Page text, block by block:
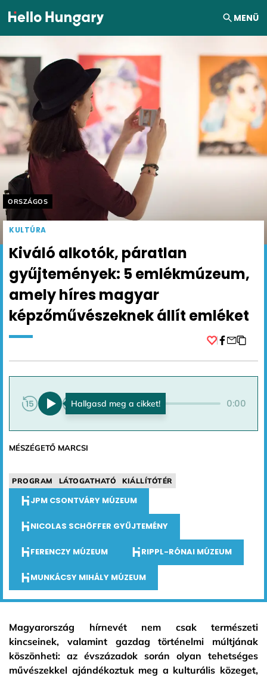
Ugrás a tartalomhoz MENÜ
Helyszín címkék:
ORSZÁGOS
KULTÚRA
Kiváló alkotók, páratlan
gyűjtemények: 5 emlékmúzeum,
amely híres magyar
képzőművészeknek állít emléket
0:00 0:00
MÉSZÉGETŐ MARCSI
PROGRAM LÁTOGATHATÓ KIÁLLÍTÓTÉR
JPM CSONTVÁRY MÚZEUM
NICOLAS SCHÖFFER GYŰJTEMÉNY
FERENCZY MÚZEUM RIPPL-RÓNAI MÚZEUM
MUNKÁCSY MIHÁLY MÚZEUM
Magyarország hírnevét nem csak természeti
kincseinek, valamint gazdag történelmi múltjának
köszönheti: az évszázadok során olyan tehetséges
művészekkel ajándékoztuk meg a kulturális közeget,